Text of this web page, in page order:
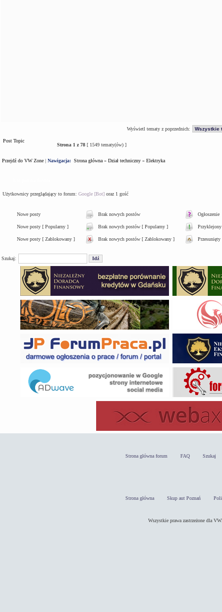
Wyświetl tematy z poprzednich:
Post Topic
Strona 1 z78 [ 1549 tematy(ów) ]
Przejdź do VW Zone | Nawigacja: Strona główna » Dział techniczny » Elektryka
Użytkownicy przeglądający to forum: Google [Bot] oraz 1 gość
Nowe posty Brak nowych postów Ogłoszenie
Nowe posty [ Popularny ] Brak nowych postów [ Popularny ] Przyklejony
Nowe posty [ Zablokowany ] Brak nowych postów [ Zablokowany ] Przesunięty
Szukaj:
Strona główna forum FAQ Szukaj
Strona główna Skup aut Poznań
Wszystkie prawa zastrzeżone dla